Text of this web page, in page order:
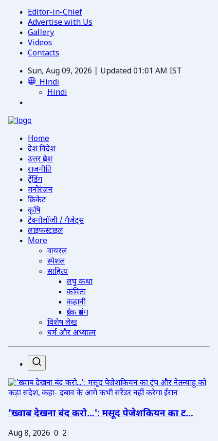
Editor-in-Chief
Advertise with Us
Gallery
Videos
Contacts
Sun, Aug 09, 2026 | Updated 01:01 AM IST
Hindi
Hindi
Home
देश विदेश
उत्तर प्रदेश
राजनीति
ट्रेंडिंग
मनोरंजन
क्रिकेट
कृषि
टेक्नोलॉजी / गैजेट्स
लाइफस्टाइल
More
वायरल
स्पेशल
साहित्य
लघु कथा
कविता
कहानी
प्रेरक प्रसंग
विशेष लेख
धर्म और अध्यात्म
'ख्वाब देखना बंद करो...': मसूद पेजेशकियन का ट...
Aug 8, 2026 0 2